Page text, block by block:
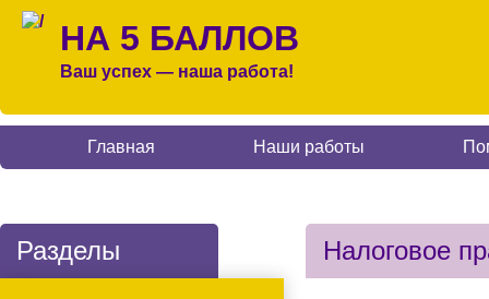
НА 5 БАЛЛОВ
Ваш успех — наша работа!
Главная Наши работы
Разделы Налоговое